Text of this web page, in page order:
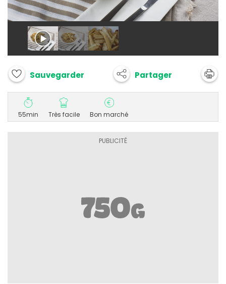
Sauvegarder Partager
55min Très facile Bon marché